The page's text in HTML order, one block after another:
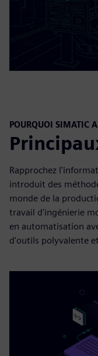
POURQUOI SIMATIC
Rapprochez
introduit des
monde de la
travail d'ingénierie
en automatisation
d'outils polyvalente